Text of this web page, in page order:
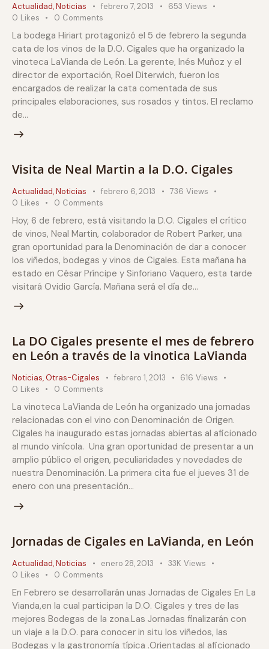
Actualidad,Noticias febrero 7, 2013 653 Views
0 Likes 0 Comments
La bodega Hiriart protagonizó el 5 de febrero la segunda
cata de los vinos de la D.O. Cigales que ha organizado la
vinoteca LaVianda de León. La gerente, Inés Muñoz y el
director de exportación, Roel Diterwich, fueron los
encargados de realizar la cata comentada de sus
principales elaboraciones, sus rosados y tintos. El reclamo
de…
Visita de Neal Martin a la D.O. Cigales
Actualidad,Noticias febrero 6, 2013 736 Views
0 Likes 0 Comments
Hoy, 6 de febrero, está visitando la D.O. Cigales el crítico
de vinos, Neal Martin, colaborador de Robert Parker, una
gran oportunidad para la Denominación de dar a conocer
los viñedos, bodegas y vinos de Cigales. Esta mañana ha
estado en César Príncipe y Sinforiano Vaquero, esta tarde
visitará Ovidio García. Mañana será el día de…
La DO Cigales presente el mes de febrero
en León a través de la vinotica LaVianda
Noticias, Otras-Cigales febrero 1, 2013 616 Views
0 Likes 0 Comments
La vinoteca LaVianda de León ha organizado una jornadas
relacionadas con el vino con Denominación de Origen.
Cigales ha inaugurado estas jornadas abiertas al aficionado
al mundo vinícola. Una gran oportunidad de presentar a un
amplio público el origen, peculiaridades y novedades de
nuestra Denominación. La primera cita fue el jueves 31 de
enero con una presentación…
Jornadas de Cigales en LaVianda, en León
Actualidad,Noticias enero 28, 2013 33K Views
0 Likes 0 Comments
En Febrero se desarrollarán unas Jornadas de Cigales En La
Vianda,en la cual participan la D.O. Cigales y tres de las
mejores Bodegas de la zona.Las Jornadas finalizarán con
un viaje a la D.O. para conocer in situ los viñedos, las
Bodegas y la gastronomía típica .Orientadas al aficionado